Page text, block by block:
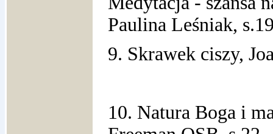
Paulina Leśniak,
9. Skrawek ciszy,
10. Natura Boga i